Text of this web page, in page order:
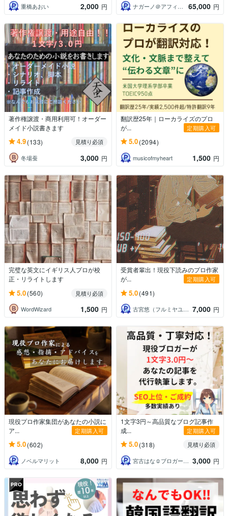
重橋あおい
2,000 円 ナガーノ＠アフィリエイト歴19年目 65,000 円
著作権譲渡・商用利用可！オーダー
メイド小説書きます
4.9(133)
見積り必須
冬場蚕
3,000 円
翻訳歴25年｜ローカライズのプロ
が...
定期購入可
5.0(2094)
musicofmyheart 1,500 円
完璧な英文にイギリス人プロが校
正・リライトします
5.0(560)
見積り必須
WordWizard
1,500 円
受賞者輩出！現役下読みのプロ作家
が...
定期購入可
5.0(491)
古宮悠（フルミヤユウ） 7,000 円
現役プロ作家集団があなたの小説に
ア...
定期購入可
5.0(602)
ノベルマリット 8,000 円
1文字3円～高品質なブログ記事作
成...
定期購入可
5.0(318)
見積り必須
宮古はな☺︎ブロガーでライター
3,000 円